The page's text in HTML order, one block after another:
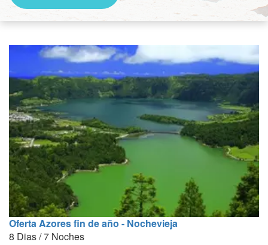
Oferta Azores fin de año - Nochevieja
8 Dias / 7 Noches